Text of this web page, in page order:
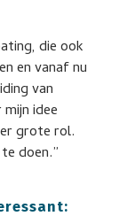
die ook
en vanaf nu
van
idee
grote rol.
doen.”